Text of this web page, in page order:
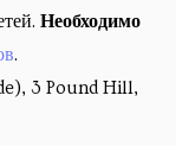
Необходимо
.
3 Pound Hill,